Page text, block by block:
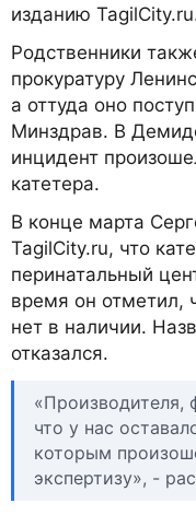
изданию
Родственники
прокуратуру
а оттуда оно
Минздрав. В
инцидент
катетера.
В конце марта
TagilCity.ru, что
перинатальный
время он отметил,
нет в наличии.
отказался.
«Производителя,
что у нас
которым
экспертизу», -